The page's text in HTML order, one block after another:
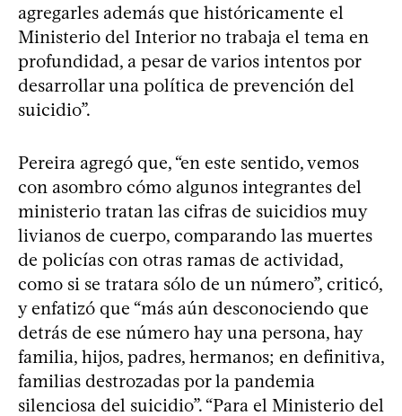
agregarles además que históricamente el
Ministerio del Interior no trabaja el tema en
profundidad, a pesar de varios intentos por
desarrollar una política de prevención del
suicidio”.
Pereira agregó que, “en este sentido, vemos
con asombro cómo algunos integrantes del
ministerio tratan las cifras de suicidios muy
livianos de cuerpo, comparando las muertes
de policías con otras ramas de actividad,
como si se tratara sólo de un número”, criticó,
y enfatizó que “más aún desconociendo que
detrás de ese número hay una persona, hay
familia, hijos, padres, hermanos; en definitiva,
familias destrozadas por la pandemia
silenciosa del suicidio”. “Para el Ministerio del